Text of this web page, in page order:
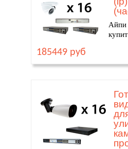
Айпи
185449 руб